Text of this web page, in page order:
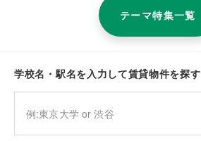
テーマ特集一覧
学校名・駅名を入力して賃貸物件を探す